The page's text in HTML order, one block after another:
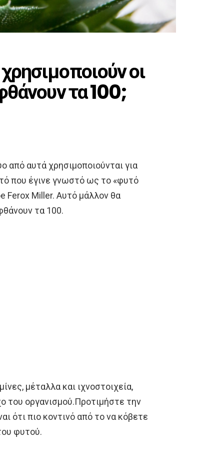
οι
τα 100;
από αυτά χρησιμοποιούνται για
που έγινε γνωστό ως το «φυτό
Ferox Miller. Αυτό μάλλον θα
τα 100.
μέταλλα και ιχνοστοιχεία,
του οργανισμού.Προτιμήστε την
ότι πιο κοντινό από το να κόβετε
φυτού.